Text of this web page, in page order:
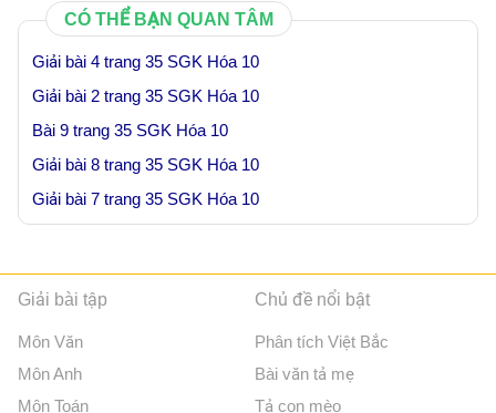
CÓ THỂ BẠN QUAN TÂM
Giải bài 4 trang 35 SGK Hóa 10
Giải bài 2 trang 35 SGK Hóa 10
Bài 9 trang 35 SGK Hóa 10
Giải bài 8 trang 35 SGK Hóa 10
Giải bài 7 trang 35 SGK Hóa 10
Giải bài tập
Môn Văn
Môn Anh
Môn Toán
Chủ đề nổi bật
Phân tích Việt Bắc
Bài văn tả mẹ
Tả con mèo